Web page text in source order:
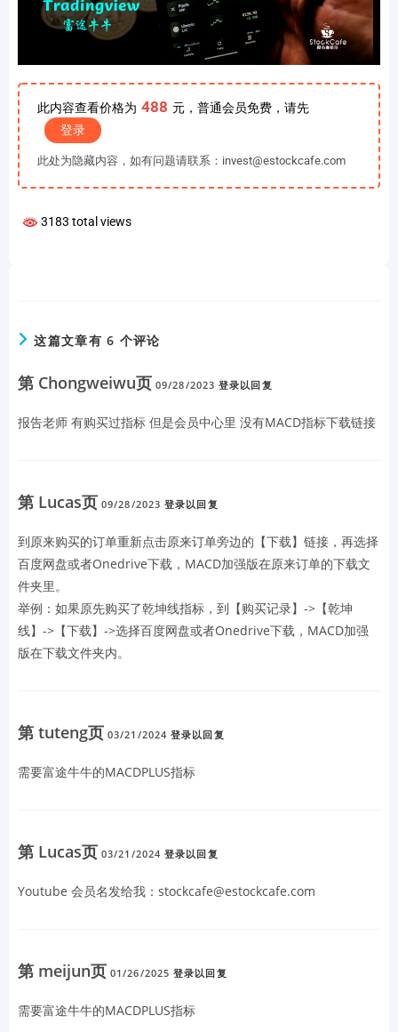
此内容查看价格为 488 元，普通会员免费，请先
登录
此处为隐藏内容，如有问题请联系：invest@estockcafe.com
3183 total views
这篇文章有 6 个评论
第 Chongweiwu页 09/28/2023 登录以回复
报告老师 有购买过指标 但是会员中心里 没有MACD指标下载链接
第 Lucas页 09/28/2023 登录以回复
到原来购买的订单重新点击原来订单旁边的【下载】链接，再选择
百度网盘或者Onedrive下载，MACD加强版在原来订单的下载文
件夹里。
举例：如果原先购买了乾坤线指标，到【购买记录】->【乾坤
线】->【下载】->选择百度网盘或者Onedrive下载，MACD加强
版在下载文件夹内。
第 tuteng页 03/21/2024 登录以回复
需要富途牛牛的MACDPLUS指标
第 Lucas页 03/21/2024 登录以回复
Youtube 会员名发给我：stockcafe@estockcafe.com
第 meijun页 01/26/2025 登录以回复
需要富途牛牛的MACDPLUS指标